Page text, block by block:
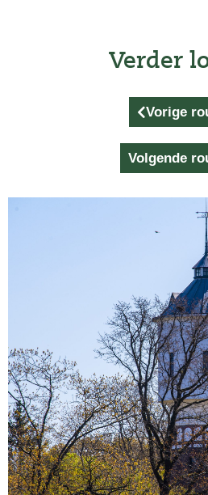
Verder
Vorige
Volgende